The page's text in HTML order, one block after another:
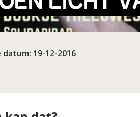
19-12-2016